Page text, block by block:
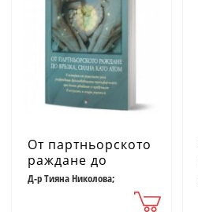
От партньорското
раждане до
връзка, силна
Д-р Тияна Николова;